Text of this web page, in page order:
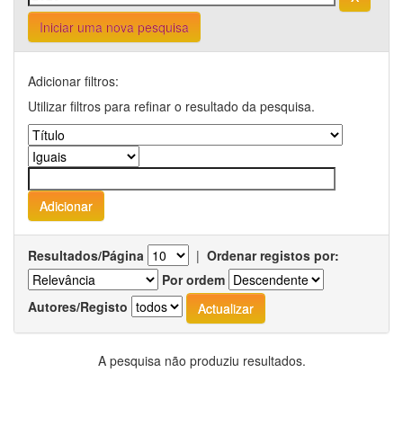
Iniciar uma nova pesquisa
Adicionar filtros:
Utilizar filtros para refinar o resultado da pesquisa.
Resultados/Página | Ordenar registos por:
Por ordem
Autores/Registo
A pesquisa não produziu resultados.